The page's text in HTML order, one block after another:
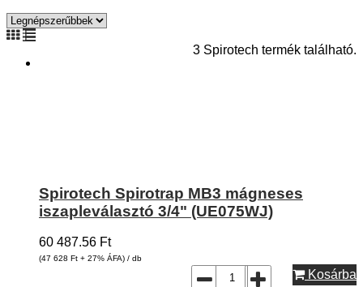
3 Spirotech termék található.
Spirotech Spirotrap MB3 mágneses
iszapleválasztó 3/4" (UE075WJ)
60 487.56 Ft
(47 628 Ft + 27% ÁFA) / db
Kosárba